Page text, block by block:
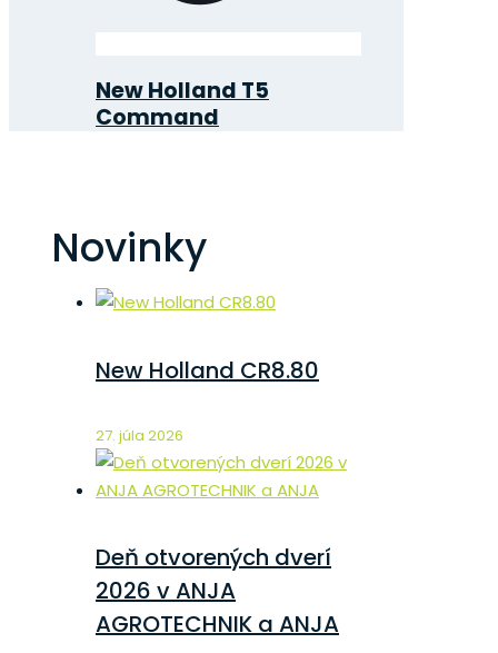
New Holland T5
Command
Novinky
New Holland CR8.80
27. júla 2026
Deň otvorených dverí
2026 v ANJA
AGROTECHNIK a ANJA